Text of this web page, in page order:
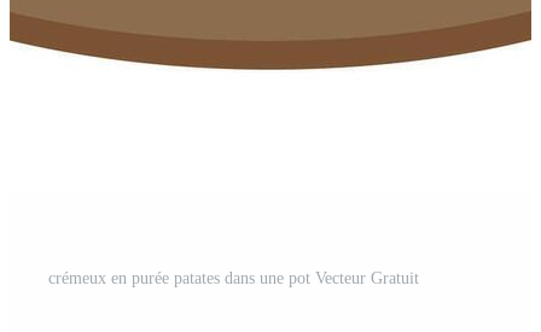
crémeux en purée patates dans une pot Vecteur Gratuit